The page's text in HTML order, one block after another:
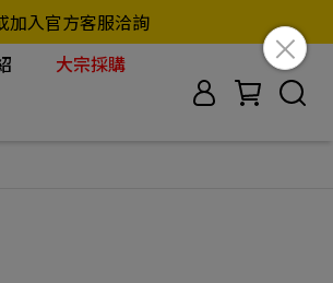
加入官方客服洽詢
大宗採購